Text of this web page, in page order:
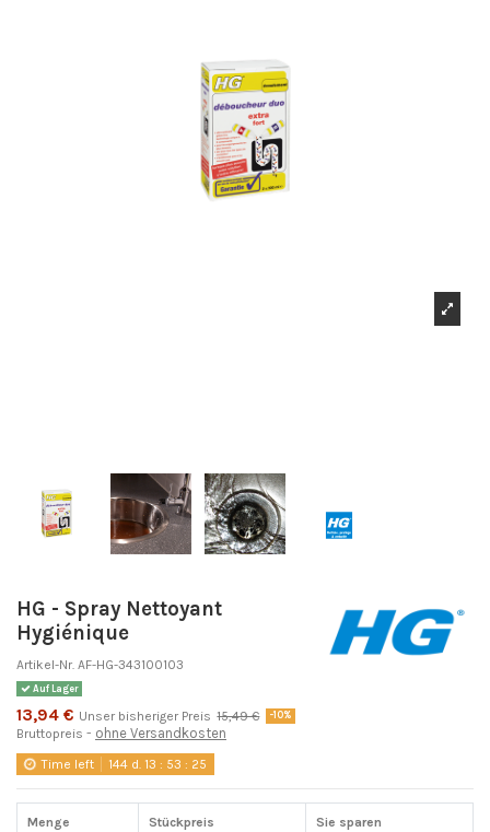
HG - Spray Nettoyant
Hygiénique
Artikel-Nr. AF-HG-343100103
Auf Lager
13,94 € Unser bisheriger Preis 15,49 € -10%
Bruttopreis ohne Versandkosten
Time left 144 d. 13 : 53 : 25
Menge Stückpreis Sie sparen